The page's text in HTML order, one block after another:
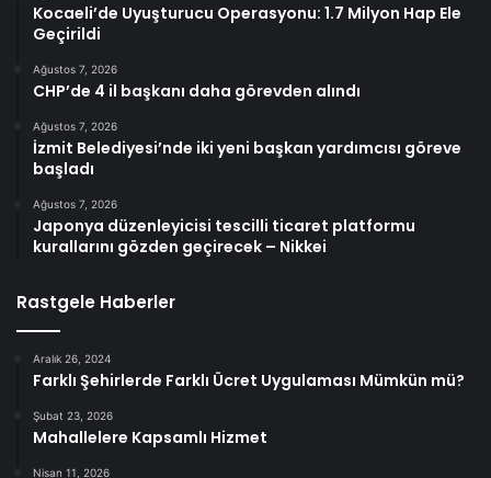
Kocaeli’de Uyuşturucu Operasyonu: 1.7 Milyon Hap Ele
Geçirildi
Ağustos 7, 2026
CHP’de 4 il başkanı daha görevden alındı
Ağustos 7, 2026
İzmit Belediyesi’nde iki yeni başkan yardımcısı göreve
başladı
Ağustos 7, 2026
Japonya düzenleyicisi tescilli ticaret platformu
kurallarını gözden geçirecek – Nikkei
Rastgele Haberler
Aralık 26, 2024
Farklı Şehirlerde Farklı Ücret Uygulaması Mümkün mü?
Şubat 23, 2026
Mahallelere Kapsamlı Hizmet
Nisan 11, 2026